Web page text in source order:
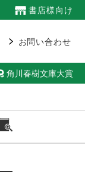
書店様向け
お問い合わせ
角川春樹文庫大賞